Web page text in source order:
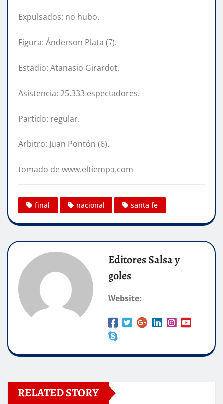
Expulsados: no hubo.
Figura: Ánderson Plata (7).
Estadio: Atanasio Girardot.
Asistencia: 25.333 espectadores.
Partido: regular.
Árbitro: Juan Pontón (6).
tomado de www.eltiempo.com
final nacional santa fe
Editores Salsa y
goles
Website:
RELATED STORY